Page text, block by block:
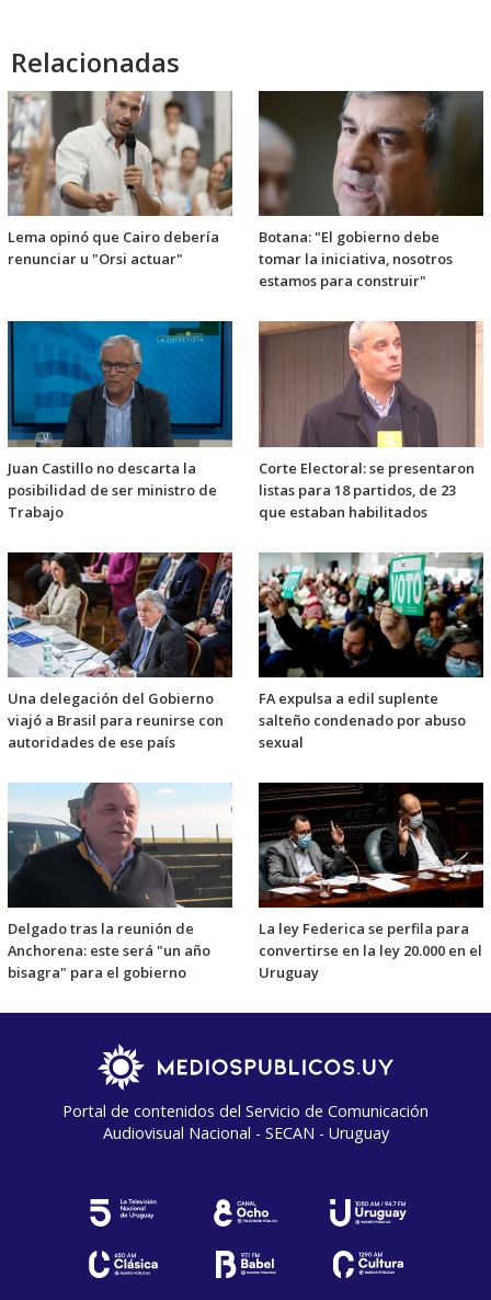
Relacionadas
Lema opinó que Cairo debería
renunciar u "Orsi actuar"
Botana: "El gobierno debe
tomar la iniciativa, nosotros
estamos para construir"
Juan Castillo no descarta la
posibilidad de ser ministro de
Trabajo
Corte Electoral: se presentaron
listas para 18 partidos, de 23
que estaban habilitados
Una delegación del Gobierno
viajó a Brasil para reunirse con
autoridades de ese país
FA expulsa a edil suplente
salteño condenado por abuso
sexual
Delgado tras la reunión de
Anchorena: este será "un año
bisagra" para el gobierno
La ley Federica se perfila para
convertirse en la ley 20.000 en el
Uruguay
Portal de contenidos del Servicio de Comunicación
Audiovisual Nacional - SECAN - Uruguay